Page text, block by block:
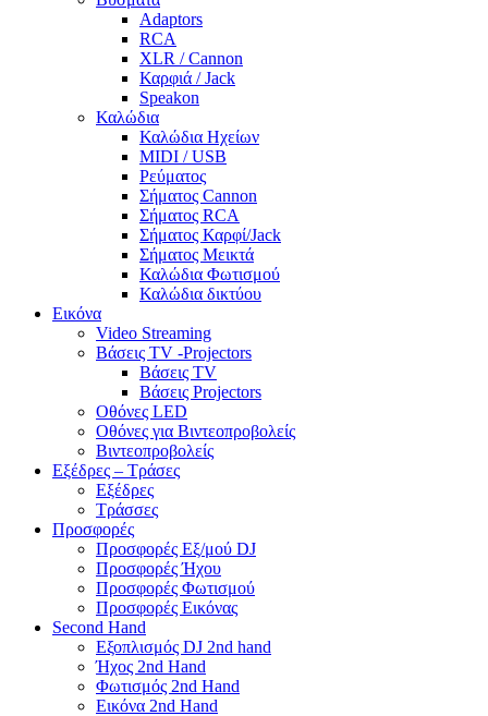
Adaptors
RCA
XLR / Cannon
Καρφιά / Jack
Speakon
Καλώδια
Καλώδια Ηχείων
MIDI / USB
Ρεύματος
Σήματος Cannon
Σήματος RCA
Σήματος Καρφί/Jack
Σήματος Μεικτά
Καλώδια Φωτισμού
Καλώδια δικτύου
Εικόνα
Video Streaming
Βάσεις TV -Projectors
Βάσεις TV
Βάσεις Projectors
Οθόνες LED
Οθόνες για Βιντεοπροβολείς
Βιντεοπροβολείς
Εξέδρες – Τράσες
Εξέδρες
Τράσσες
Προσφορές
Προσφορές Εξ/μού DJ
Προσφορές Ήχου
Προσφορές Φωτισμού
Προσφορές Εικόνας
Second Hand
Εξοπλισμός DJ 2nd hand
Ήχος 2nd Hand
Φωτισμός 2nd Hand
Εικόνα 2nd Hand